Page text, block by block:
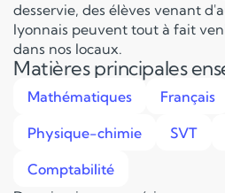
desservie, des élèves venant
lyonnais peuvent tout à fait
dans nos locaux.
Matières principales
Mathématiques Français
Physique-chimie SVT
Comptabilité